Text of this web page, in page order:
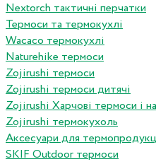
Nextorch тактичні перчатки
Термоси та термокухлі
Wacaco термокухлі
Naturehike термоси
Zojirushi термоси
Zojirushi термоси дитячі
Zojirushi Харчові термоси і
Zojirushi термокухоль
Аксесуари для
SKIF Outdoor термоси